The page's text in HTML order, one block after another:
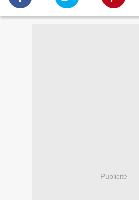
Publicité